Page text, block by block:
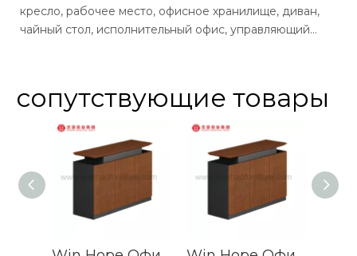
кресло, рабочее место, офисное хранилище, диван,
чайный стол, исполнительный офис, управляющий
сопутствующие товары